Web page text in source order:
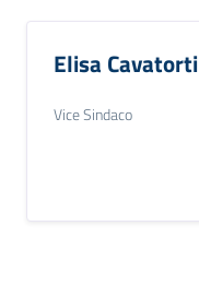
Elisa Cavatorti
Vice Sindaco